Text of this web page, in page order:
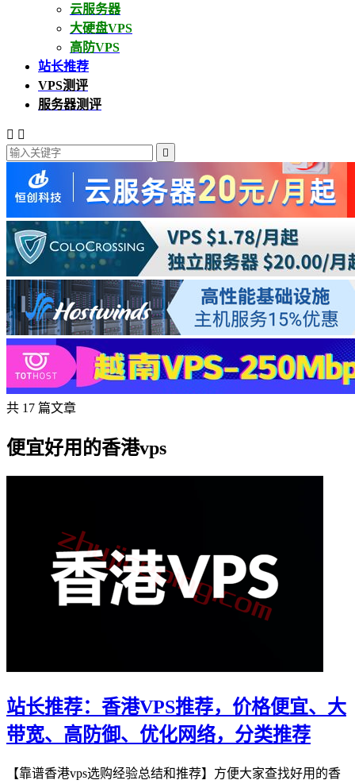
云服务器
大硬盘VPS
高防VPS
站长推荐
VPS测评
服务器测评
 

共 17 篇文章
便宜好用的香港vps
站长推荐：香港VPS推荐，价格便宜、大
带宽、高防御、优化网络，分类推荐
【靠谱香港vps选购经验总结和推荐】方便大家查找好用的香